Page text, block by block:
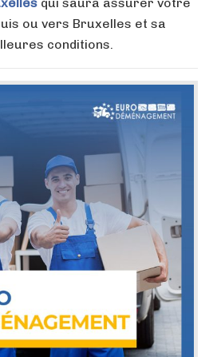
ou vers Bruxelles et sa
conditions.